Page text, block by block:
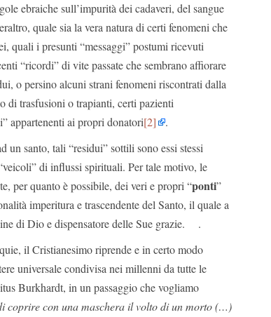
ebraiche sull’impurità dei cadaveri, del sangue
quale sia la vera natura di certi fenomeni che
quali i presunti “messaggi” postumi ricevuti
“ricordi” di vite passate che sembrano affiorare
o persino alcuni strani fenomeni riscontrati dalla
di trasfusioni o trapianti, certi pazienti
appartenenti ai propri donatori[2]
.
un santo, tali “residui” sottili sono essi stessi
di influssi spirituali. Per tale motivo, le
per quanto è possibile, dei veri e propri “ponti”
imperitura e trascendente del Santo, il quale a
di Dio e dispensatore delle Sue grazie. .
il Cristianesimo riprende e in certo modo
universale condivisa nei millenni da tutte le
Burkhardt, in un passaggio che vogliamo
coprire con una maschera il volto di un morto (…)